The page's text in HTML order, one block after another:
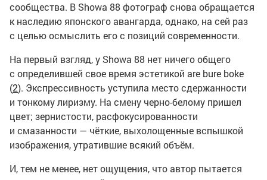
сообщества. В Showa 88 фотограф снова обращается
к наследию японского авангарда, однако, на сей раз
с целью осмыслить его с позиций современности.
На первый взгляд, у Showa 88 нет ничего общего
с определившей свое время эстетикой are bure boke
(2). Экспрессивность уступила место сдержанности
и тонкому лиризму. На смену черно-белому пришел
цвет; зернистости, расфокусированности
и смазанности — чёткие, выхолощенные вспышкой
изображения, утратившие всякий объём.
И, тем не менее, нет ощущения, что автор пытается